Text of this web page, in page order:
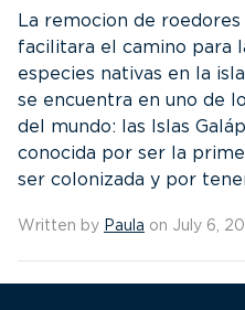
La remocion de
facilitara el camino para
especies nativas en la
se encuentra en uno de
del mundo: las Islas
conocida por ser la
ser colonizada y por
Written by Paula on July 6,